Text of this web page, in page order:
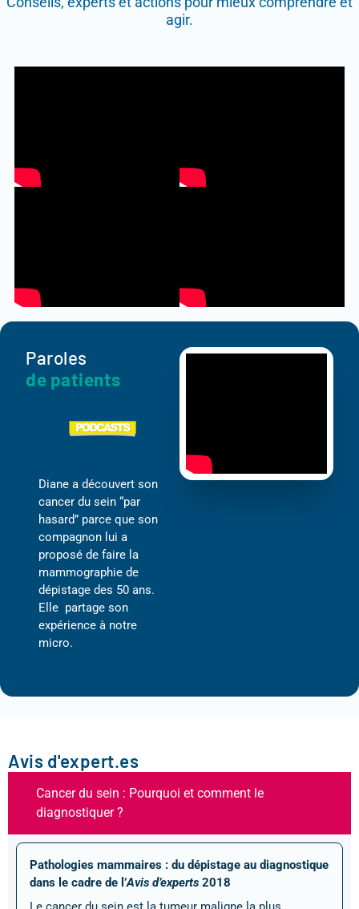
agir.
Paroles
de patients
Diane a découvert son
cancer du sein “par
hasard” parce que son
compagnon lui a
proposé de faire la
mammographie de
dépistage des 50 ans.
Elle partage son
expérience à notre
micro.
Avis d'expert.es
Cancer du sein : Pourquoi et comment le
diagnostiquer ?
Pathologies mammaires : du dépistage au diagnostique
dans le cadre de l’Avis d’experts 2018